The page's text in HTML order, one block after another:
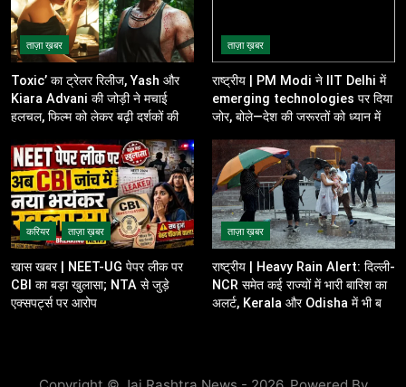
ताज़ा ख़बर
Toxic’ का ट्रेलर रिलीज, Yash और
Kiara Advani की जोड़ी ने मचाई
हलचल, फिल्म को लेकर बढ़ी दर्शकों की
ताज़ा ख़बर
राष्ट्रीय | PM Modi ने IIT Delhi में
emerging technologies पर दिया
जोर, बोले—देश की जरूरतों को ध्यान में
करियर ताज़ा ख़बर
खास खबर | NEET-UG पेपर लीक पर
CBI का बड़ा खुलासा; NTA से जुड़े
एक्सपर्ट्स पर आरोप
ताज़ा ख़बर
राष्ट्रीय | Heavy Rain Alert: दिल्ली-
NCR समेत कई राज्यों में भारी बारिश का
अलर्ट, Kerala और Odisha में भी बढ़ी